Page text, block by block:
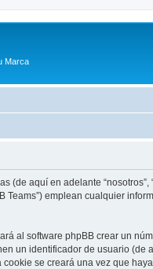
Marca
aquí en adelante “nosotros”,
Teams”) emplean cualquier
al software phpBB crear un
un identificador de usuario
se creará una vez que